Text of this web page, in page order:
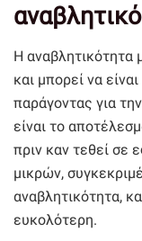
Η αναβλητικότητα
και μπορεί να
παράγοντας για
είναι το
πριν καν τεθεί σε
μικρών,
αναβλητικότητα,
ευκολότερη.